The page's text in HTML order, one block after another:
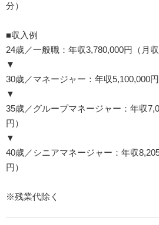
分）
■収入例
24歳／一般職：年収3,780,000円（月収
▼
30歳／マネージャー：年収5,100,000円
▼
35歳／グループマネージャー：年収
円）
▼
40歳／シニアマネージャー：年収
円）
※残業代除く